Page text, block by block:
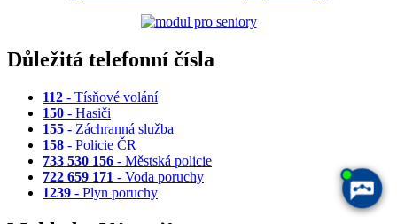
Důležitá telefonní čísla
112 - Tísňové volání
150 - Hasiči
155 - Záchranná služba
158 - Policie ČR
733 530 156 - Městská policie
722 659 171 - Voda poruchy
1239 - Plyn poruchy